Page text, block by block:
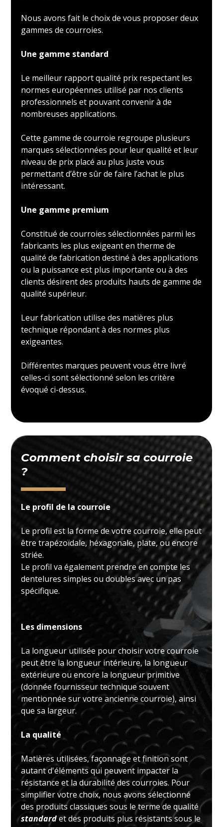
Nous avons fait le choix de vous proposer deux
gammes de courroies.
Une gamme standard
Le meilleur rapport qualité prix respectant les
normes européennes utilisé par nos clients
professionnels et pouvant convenir à de
nombreuses applications.
Cette gamme de courroie regroupe plusieurs
marques sélectionnées pour leur qualité et leur
niveau de prix placé au plus juste vous
permettant d’être sûr de faire l’achat le plus
intéressant.
Une gamme premium
Constitué de courroies sélectionnées parmi les
fabricants les plus exigeant en therme de
qualité de fabrication destiné à des applications
ou la puissance est plus importante ou à des
clients désirent des produits hauts de gamme de
qualité supérieur.
Leur fabrication utilise des matières plus
technique répondant à des normes plus
exigeantes.
Différentes marques peuvent vous être livré
celles-ci sont sélectionné selon les critère
évoqué ci-dessus.
Comment choisir sa courroie
?
Le profil de la courroie
Le profil est la forme de votre courroie, elle peut
être trapézoïdale, héxagonale, plate, ou encore
striée.
Le profil va également prendre en compte les
dentelures simples ou doubles avec un pas
spécifique.
Les dimensions
La longueur utilisée pour choisir votre courroie
peut être la longueur intérieure, la longueur
extérieure ou encore la longueur primitive
(donnée fournisseur technique souvent
mentionnée sur votre ancienne courroie), ainsi
que sa largeur.
La qualité
Matières utilisées, façonnage et finition sont
autant d'éléments qui peuvent impacter la
résistance et la durabilité des courroies. Pour
simplifier votre choix, nous avons sélectionné
des produits classiques sous le terme de qualité
standardet des produits plus résistants sous le